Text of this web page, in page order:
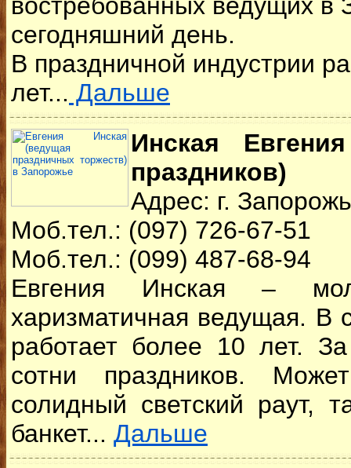
сегодняшний день.
В праздничной индустрии
лет... Дальше
Инская
праздников)
Адрес: г.
Моб.тел.: (097) 726-67-51
Моб.тел.: (099) 487-68-94
Евгения Инская –
харизматичная ведущая. В
работает более 10 лет.
сотни праздников.
солидный светский раут,
банкет... Дальше